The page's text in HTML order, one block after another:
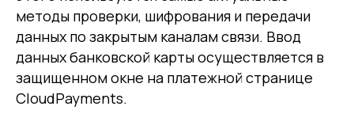
методы проверки, шифрования и передачи
данных по закрытым каналам связи. Ввод
данных банковской карты осуществляется в
защищенном окне на платежной странице
CloudPayments.